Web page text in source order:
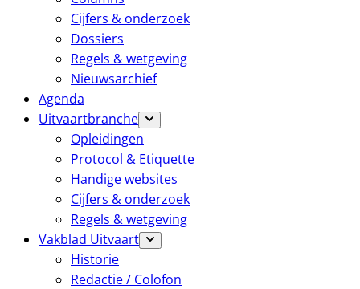
Cijfers & onderzoek
Dossiers
Regels & wetgeving
Nieuwsarchief
Agenda
Uitvaartbranche
Opleidingen
Protocol & Etiquette
Handige websites
Cijfers & onderzoek
Regels & wetgeving
Vakblad Uitvaart
Historie
Redactie / Colofon